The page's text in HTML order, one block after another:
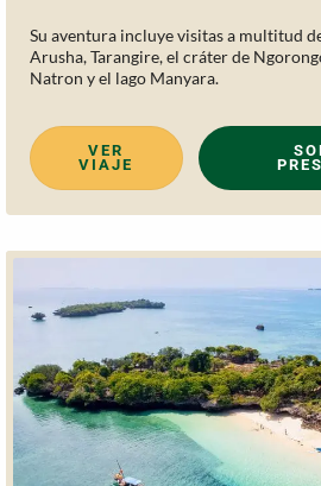
Su aventura incluye visitas a multitud
Arusha, Tarangire, el cráter de
Natron y el lago Manyara.
VER
VIAJE